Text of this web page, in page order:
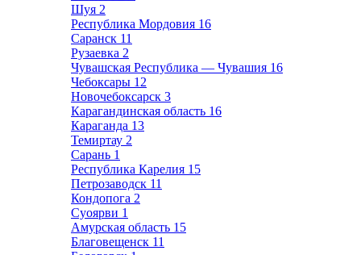
Шуя 2
Республика Мордовия 16
Саранск 11
Рузаевка 2
Чувашская Республика — Чувашия 16
Чебоксары 12
Новочебоксарск 3
Карагандинская область 16
Караганда 13
Темиртау 2
Сарань 1
Республика Карелия 15
Петрозаводск 11
Кондопога 2
Суоярви 1
Амурская область 15
Благовещенск 11